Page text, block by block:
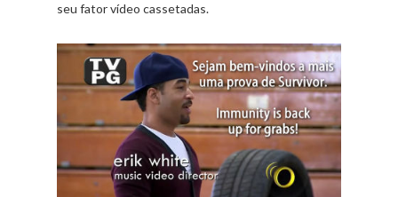
seu fator vídeo cassetadas.